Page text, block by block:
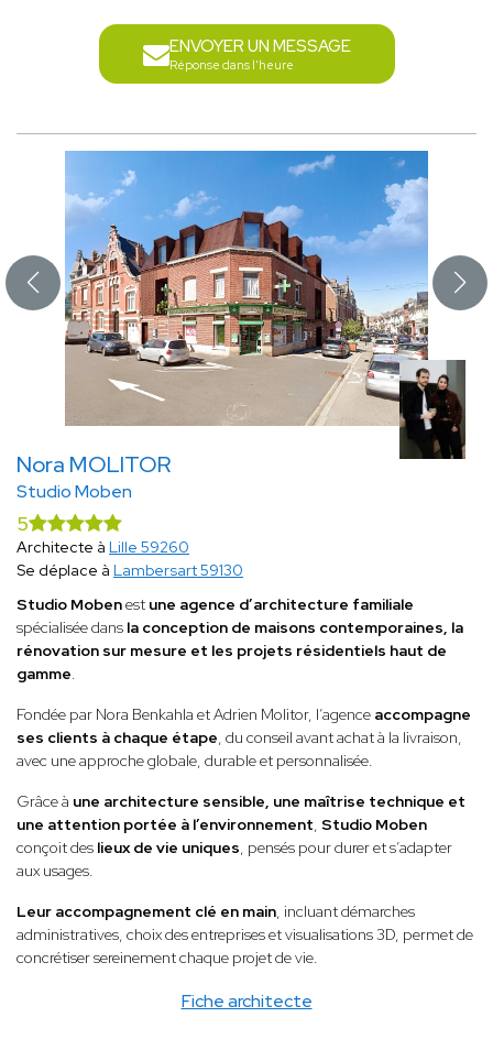
ENVOYER UN MESSAGE
Réponse dans l'heure
Nora MOLITOR
Studio Moben
Fiche architecte
5
Architecte à Lille 59260
Se déplace à Lambersart 59130
Studio Mobenest une agence d’architecture familiale
spécialisée dans la conception de maisons contemporaines, la
rénovation sur mesure et les projets résidentiels haut de
gamme.
Fondée par Nora Benkahla et Adrien Molitor, l’agence accompagne
ses clients à chaque étape, du conseil avant achat à la livraison,
avec une approche globale, durable et personnalisée.
Grâce à une architecture sensible, une maîtrise technique et
une attention portée à l’environnement, Studio Moben
conçoit des lieux de vie uniques, pensés pour durer et s’adapter
aux usages.
Leur accompagnement clé en main, incluant démarches
administratives, choix des entreprises et visualisations 3D, permet de
concrétiser sereinement chaque projet de vie.